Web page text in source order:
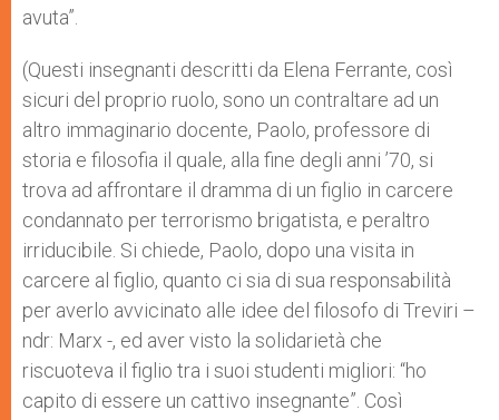
avuta”.
(Questi insegnanti descritti da Elena Ferrante, così
sicuri del proprio ruolo, sono un contraltare ad un
altro immaginario docente, Paolo, professore di
storia e filosofia il quale, alla fine degli anni ’70, si
trova ad affrontare il dramma di un figlio in carcere
condannato per terrorismo brigatista, e peraltro
irriducibile. Si chiede, Paolo, dopo una visita in
carcere al figlio, quanto ci sia di sua responsabilità
per averlo avvicinato alle idee del filosofo di Treviri –
ndr: Marx -, ed aver visto la solidarietà che
riscuoteva il figlio tra i suoi studenti migliori: “ho
capito di essere un cattivo insegnante”. Così